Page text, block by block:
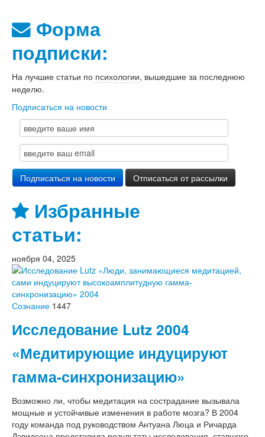
Форма
подписки:
На лучшие статьи по психологии, вышедшие за последнюю
неделю.
Подписаться на новости
Избранные
статьи:
ноября 04, 2025
Сознание 1447
Исследование Lutz 2004
«Медитирующие индуцируют
гамма-синхронизацию»
Возможно ли, чтобы медитация на сострадание вызывала
мощные и устойчивые изменения в работе мозга? В 2004
году команда под руководством Антуана Люца и Ричарда